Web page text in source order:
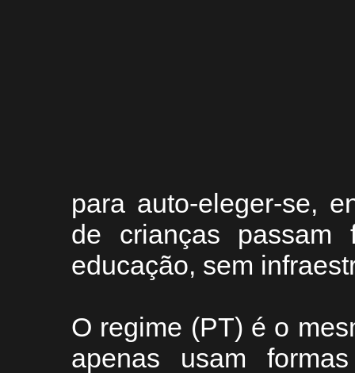
para auto-eleger-se,
de crianças passam
educação, sem
O regime (PT) é o
apenas usam